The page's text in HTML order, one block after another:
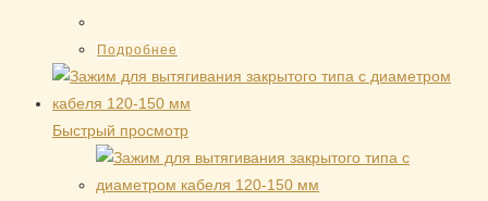
Подробнее
Быстрый просмотр